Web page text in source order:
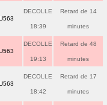
DECOLLE
18:39
Retard de 14
minutes
DECOLLE
19:13
Retard de 48
minutes
DECOLLE
18:42
Retard de 17
minutes